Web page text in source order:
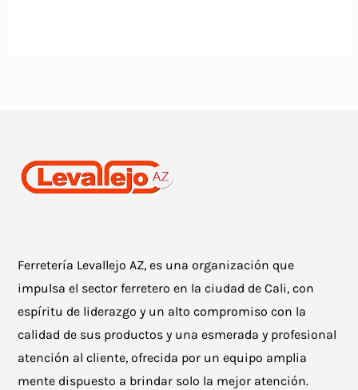
Ferretería Levallejo AZ, es una organización que
impulsa el sector ferretero en la ciudad de Cali, con
espíritu de liderazgo y un alto compromiso con la
calidad de sus productos y una esmerada y profesional
atención al cliente, ofrecida por un equipo amplia
mente dispuesto a brindar solo la mejor atención.